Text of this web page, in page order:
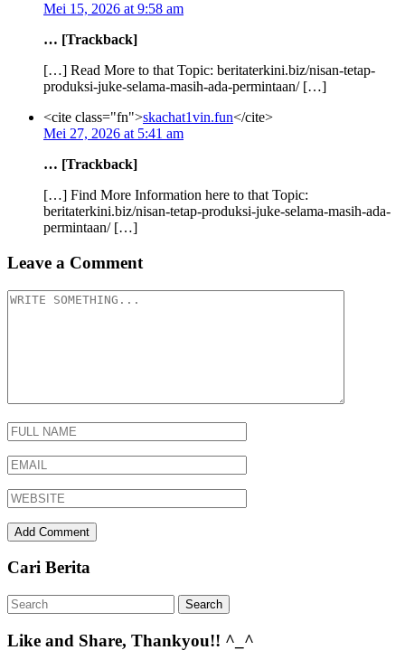
Mei 15, 2026 at 9:58 am
… [Trackback]
[…] Read More to that Topic: beritaterkini.biz/nisan-tetap-
produksi-juke-selama-masih-ada-permintaan/ […]
<cite class="fn">skachat1vin.fun</cite>
Mei 27, 2026 at 5:41 am
… [Trackback]
[…] Find More Information here to that Topic:
beritaterkini.biz/nisan-tetap-produksi-juke-selama-masih-ada-
permintaan/ […]
Leave a Comment
Cari Berita
Like and Share, Thankyou!! ^_^